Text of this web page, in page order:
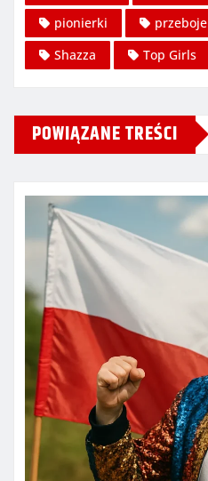
pionierki
przeboje
Shazza
Top Girls
POWIĄZANE TREŚCI